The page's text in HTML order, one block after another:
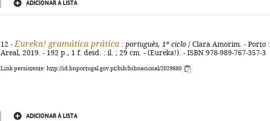
ADICIONAR À LISTA
12 - Eureka! gramática prática : português, 1º ciclo / Clara Amorim. - Porto :
Areal, 2019. - 192 p., 1 f. desd. : il. ; 29 cm. - (Eureka!). - ISBN 978-989-767-357-3
Link persistente: http://id.bnportugal.gov.pt/bib/bibnacional/2029880
ADICIONAR À LISTA